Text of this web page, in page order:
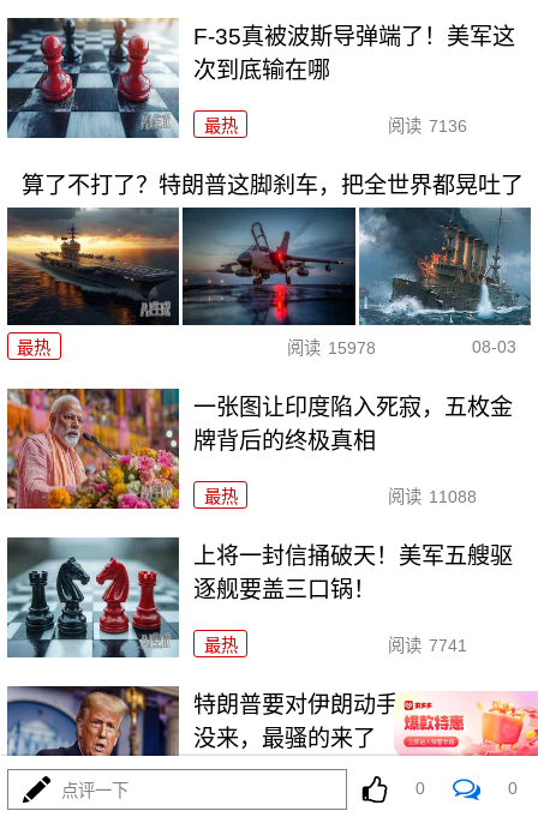
F-35真被波斯导弹端了！美军这
次到底输在哪
最热 阅读 7136
算了不打了？特朗普这脚刹车，把全世界都晃吐了
最热 阅读 15978 08-03
一张图让印度陷入死寂，五枚金
牌背后的终极真相
最热 阅读 11088
上将一封信捅破天！美军五艘驱
逐舰要盖三口锅！
最热 阅读 7741
特朗普要对伊朗动手？最狠的还
没来，最骚的来了
阅读 6301
点评一下 0 0